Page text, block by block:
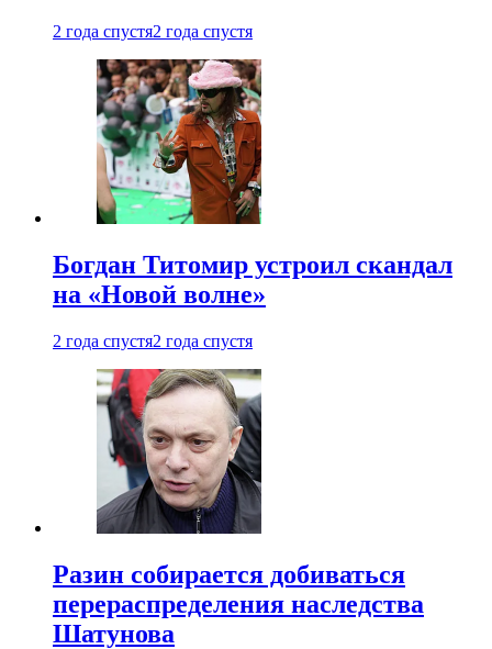
2 года спустя2 года спустя
Богдан Титомир устроил скандал
на «Новой волне»
2 года спустя2 года спустя
Разин собирается добиваться
перераспределения наследства
Шатунова